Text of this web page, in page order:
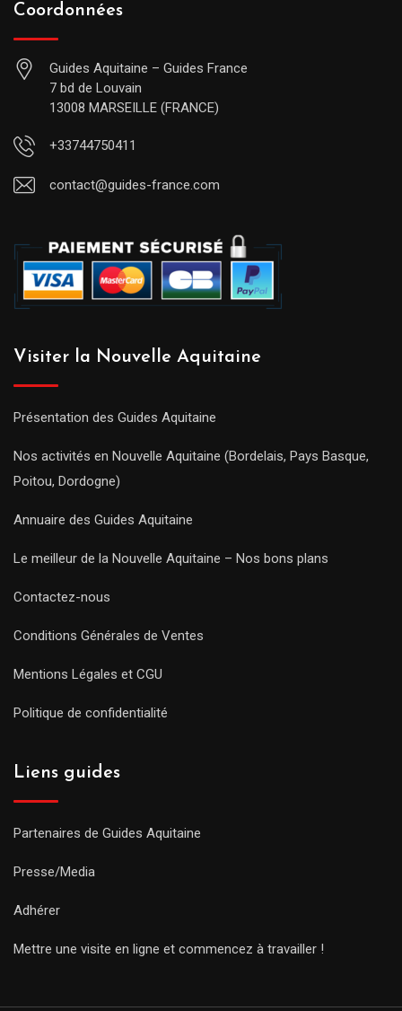
Coordonnées
Guides Aquitaine – Guides France
7 bd de Louvain
13008 MARSEILLE (FRANCE)
+33744750411
contact@guides-france.com
Visiter la Nouvelle Aquitaine
Présentation des Guides Aquitaine
Nos activités en Nouvelle Aquitaine (Bordelais, Pays Basque,
Poitou, Dordogne)
Annuaire des Guides Aquitaine
Le meilleur de la Nouvelle Aquitaine – Nos bons plans
Contactez-nous
Conditions Générales de Ventes
Mentions Légales et CGU
Politique de confidentialité
Liens guides
Partenaires de Guides Aquitaine
Presse/Media
Adhérer
Mettre une visite en ligne et commencez à travailler !